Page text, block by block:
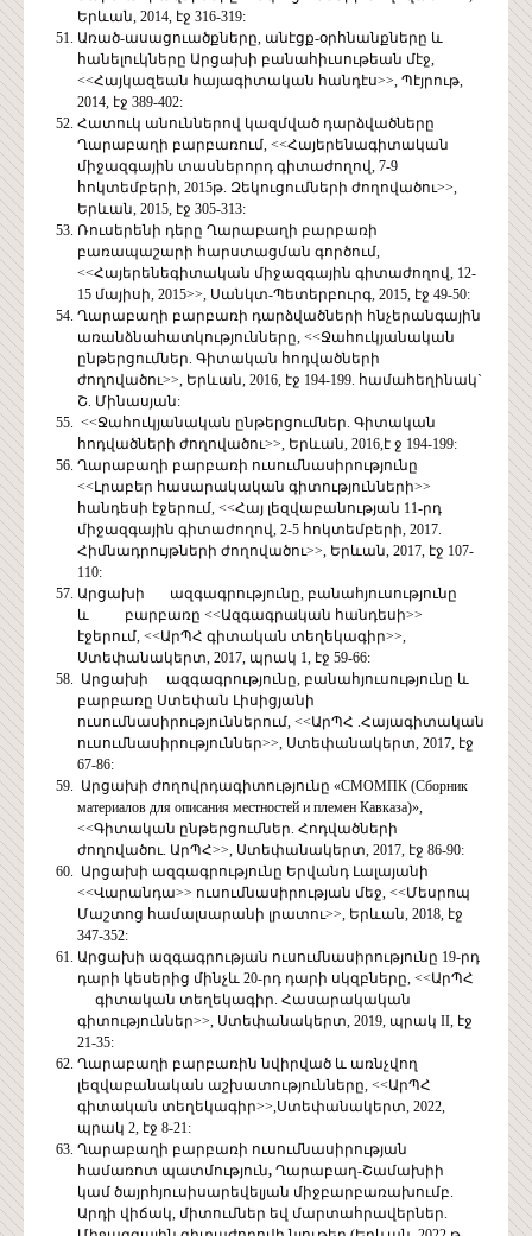
Երևան, 2014, էջ 316-319:
Առած-ասացուածքները, անէցք-օրհնանքները և
հանելուկները Արցախի բանահիւսութեան մէջ,
<<Հայկազեան հայագիտական հանդէս>>, Պէյրութ,
2014, էջ 389-402:
Հատուկ անուններով կազմված դարձվածները
Ղարաբաղի բարբառում, <<Հայերենագիտական
միջազգային տասներորդ գիտաժողով, 7-9
հոկտեմբերի, 2015թ. Զեկուցումների ժողովածու>>,
Երևան, 2015, էջ 305-313:
Ռուսերենի դերը Ղարաբաղի բարբառի
բառապաշարի հարստացման գործում,
<<Հայերենեգիտական միջազգային գիտաժողով, 12-
15 մայիսի, 2015>>, Սանկտ-Պետերբուրգ, 2015, էջ 49-50:
Ղարաբաղի բարբառի դարձվածների հնչերանգային
առանձնահատկությունները, <<Ջահուկյանական
ընթերցումներ. Գիտական հոդվածների
ժողովածու>>, Երևան, 2016, էջ 194-199. համահեղինակ`
Շ. Մինասյան:
<<Ջահուկյանական ընթերցումներ. Գիտական
հոդվածների ժողովածու>>, Երևան, 2016,է ջ 194-199:
Ղարաբաղի բարբառի ուսումնասիրությունը
<<Լրաբեր հասարակական գիտությունների>>
հանդեսի էջերում, <<Հայ լեզվաբանության 11-րդ
միջազգային գիտաժողով, 2-5 հոկտեմբերի, 2017.
Հիմնադրույթների ժողովածու>>, Երևան, 2017, էջ 107-
110:
Արցախի ազգագրությունը, բանահյուսությունը
և բարբառը <<Ազգագրական հանդեսի>>
էջերում, <<ԱրՊՀ գիտական տեղեկագիր>>,
Ստեփանակերտ, 2017, պրակ 1, էջ 59-66:
Արցախի ազգագրությունը, բանահյուսությունը և
բարբառը Ստեփան Լիսիցյանի
ուսումնասիրություններում, <<ԱրՊՀ .Հայագիտական
ուսումնասիրություններ>>, Ստեփանակերտ, 2017, էջ
67-86:
Արցախի ժողովրդագիտությունը «СМОМПК (Сборник
материалов для описания местностей и племен Кавказа)»,
<<Գիտական ընթերցումներ. Հոդվածների
ժողովածու. ԱրՊՀ>>, Ստեփանակերտ, 2017, էջ 86-90:
Արցախի ազգագրությունը Երվանդ Լալայանի
<<Վարանդա>> ուսումնասիրության մեջ, <<Մեսրոպ
Մաշտոց համալսարանի լրատու>>, Երևան, 2018, էջ
347-352:
Արցախի ազգագրության ուսումնասիրությունը 19-րդ
դարի կեսերից մինչև 20-րդ դարի սկզբները, <<ԱրՊՀ
գիտական տեղեկագիր. Հասարակական
գիտություններ>>, Ստեփանակերտ, 2019, պրակ II, էջ
21-35:
Ղարաբաղի բարբառին նվիրված և առնչվող
լեզվաբանական աշխատությունները, <<ԱրՊՀ
գիտական տեղեկագիր>>,Ստեփանակերտ, 2022,
պրակ 2, էջ 8-21:
Ղարաբաղի բարբառի ուսումնասիրության
համառոտ պատմություն, Ղարաբաղ-Շամախիի
կամ ծայրհյուսիսարեվելյան միջբարբառախումբ.
Արդի վիճակ, միտումներ եվ մարտահրավերներ.